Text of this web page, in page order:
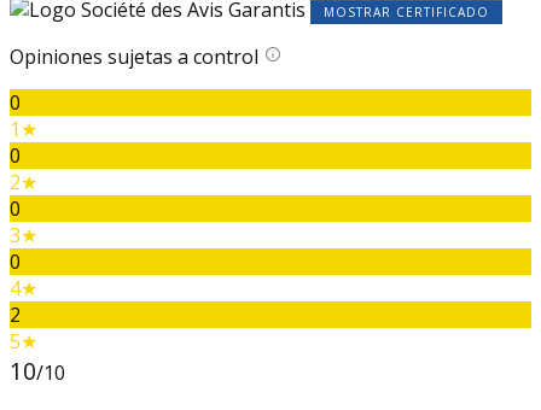
MOSTRAR CERTIFICADO
Opiniones sujetas a control
0
1★
0
2★
0
3★
0
4★
2
5★
10/10